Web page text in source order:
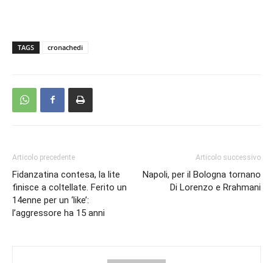
TAGS cronachedi
Articolo precedente
Fidanzatina contesa, la lite
finisce a coltellate. Ferito un
14enne per un ‘like’:
l’aggressore ha 15 anni
Articolo successivo
Napoli, per il Bologna tornano
Di Lorenzo e Rrahmani